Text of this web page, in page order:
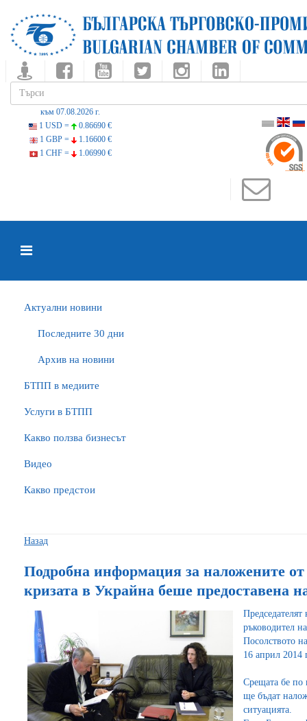
към 07.08.2026 г.
1 USD =
0.86690 €
1 GBP =
1.16600 €
1 CHF =
1.06990 €
Актуални новини
Последните 30 дни
Архив на новини
БTПП в медиите
Услуги в БТПП
Какво ползва бизнесът
Видео
Какво предстои
Назад
Подробна информация за наложените
кризата в Украйна беше предоставена
ръководител
Посолството
16 април 2014
Срещата бе по
ще бъдат
ситуацията.